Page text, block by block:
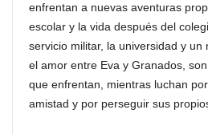
enfrentan a nuevas aventuras
escolar y la vida después del
servicio militar, la universidad y un
el amor entre Eva y Granados,
que enfrentan, mientras luchan
amistad y por perseguir sus